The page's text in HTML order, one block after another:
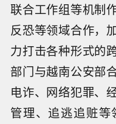
联合工作组等机制
反恐等领域合作，
力打击各种形式的
部门与越南公安部
电诈、网络犯罪、
管理、追逃追赃